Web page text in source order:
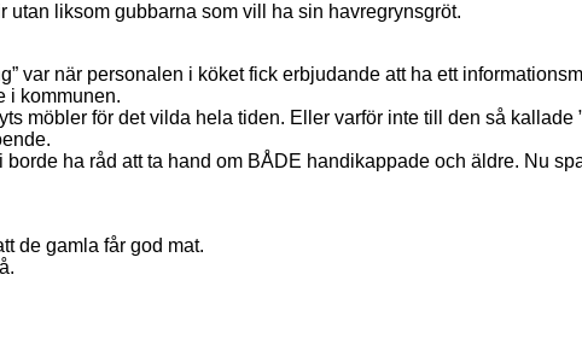
liksom gubbarna som vill ha sin havregrynsgröt.
var när personalen i köket fick erbjudande att ha ett
i kommunen.
möbler för det vilda hela tiden. Eller varför inte till den så kallade
ha råd att ta hand om BÅDE handikappade och äldre. Nu
de gamla får god mat.